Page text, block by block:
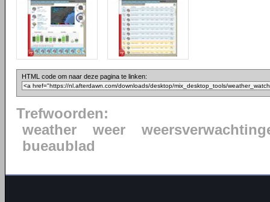
HTML code om naar deze pagina te linken:
Trefwoorden:
weather
weer
bueaublad